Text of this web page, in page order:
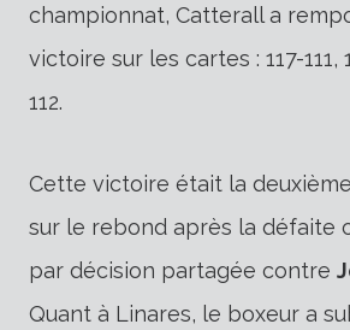
championnat, Catterall a
victoire sur les cartes : 117-111,
112.
Cette victoire était la
sur le rebond après la défaite
par décision partagée contre
Quant à Linares, le boxeur a